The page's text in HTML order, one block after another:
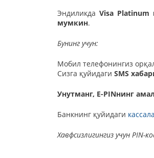
Эндиликда Visa Platinum
мумкин.
Бунинг учун:
Мобил телефонингиз
Сизга қуйидаги SMS
Унутманг, E-PINнинг
Банкнинг қуйидаги
Хавфсизлигингиз учун PIN-